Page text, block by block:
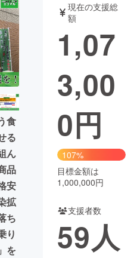
ェット ゲーム・サ
書籍・雑誌
チャレンジ
性化
CAMPFIRE Creation
税machi-ya コミュニティ
食
る
ん
品
安
拡
ち
り
を
現在の支援総
額
1,07
3,00
0円
107%
目標金額は
1,000,000円
支援者数
59人